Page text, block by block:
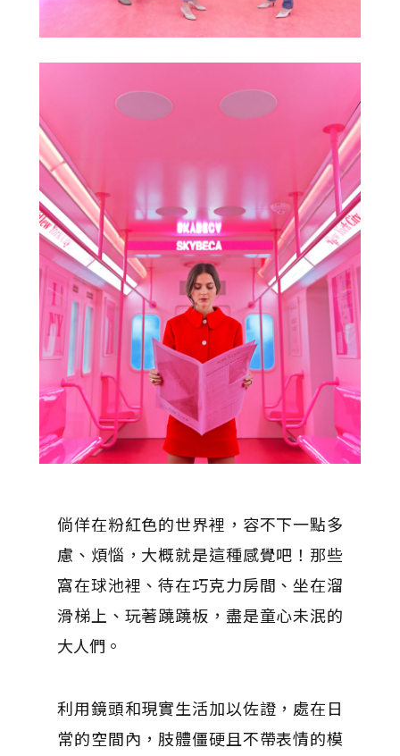
倘佯在粉紅色的世界裡，容不下一點多
慮、煩惱，大概就是這種感覺吧！那些
窩在球池裡、待在巧克力房間、坐在溜
滑梯上、玩著蹺蹺板，盡是童心未泯的
大人們。
利用鏡頭和現實生活加以佐證，處在日
常的空間內，肢體僵硬且不帶表情的模